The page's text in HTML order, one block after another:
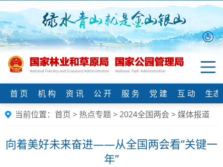
首 页 机 构 资 讯 公 开 服 务 党 建 互 动
生
当前位置： 首页 > 热点专题>2024全国两会 >媒体报道
向着美好未来奋进——从全国两会看“关键一
年”